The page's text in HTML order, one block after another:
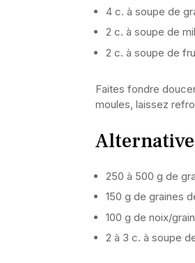
4 c. à soupe de
2 c. à soupe de
2 c. à soupe de
Faites fondre
moules, laissez
250 à 500 g de
150 g de graines
100 g de noix/
2 à 3 c. à soupe